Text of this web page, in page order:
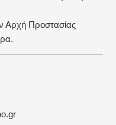
Αρχή Προστασίας